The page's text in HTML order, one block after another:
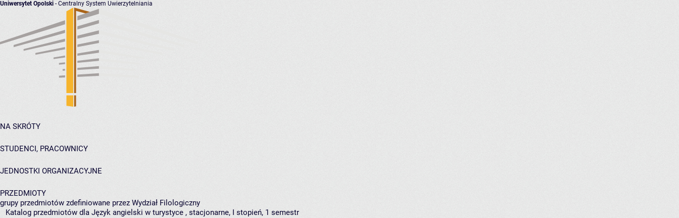
Uniwersytet Opolski - Centralny System Uwierzytelniania
NA SKRÓTY
STUDENCI, PRACOWNICY
JEDNOSTKI ORGANIZACYJNE
PRZEDMIOTY
grupy przedmiotów zdefiniowane przez Wydział Filologiczny
Katalog przedmiotów dla Język angielski w turystyce , stacjonarne, I stopień, 1 semestr